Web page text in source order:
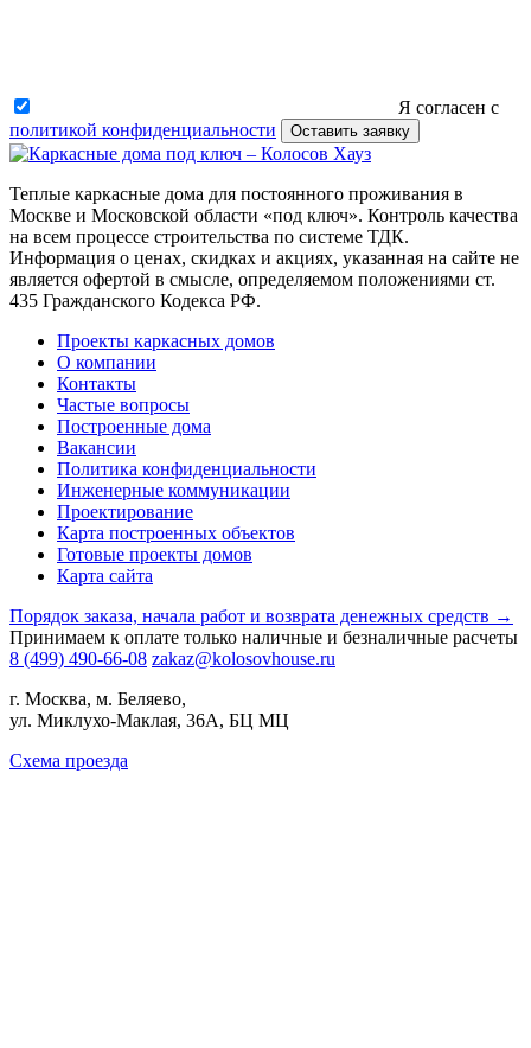
Я согласен с
политикой конфиденциальности
Оставить заявку
Теплые каркасные дома для постоянного проживания в
Москве и Московской области «под ключ». Контроль качества
на всем процессе строительства по системе ТДК.
Информация о ценах, скидках и акциях, указанная на сайте не
является офертой в смысле, определяемом положениями ст.
435 Гражданского Кодекса РФ.
Проекты каркасных домов
О компании
Контакты
Частые вопросы
Построенные дома
Вакансии
Политика конфиденциальности
Инженерные коммуникации
Проектирование
Карта построенных объектов
Готовые проекты домов
Карта сайта
Порядок заказа, начала работ и возврата денежных средств →
Принимаем к оплате только наличные и безналичные расчеты
8 (499) 490-66-08 zakaz@kolosovhouse.ru
г. Москва, м. Беляево,
ул. Миклухо-Маклая, 36А, БЦ МЦ
Схема проезда